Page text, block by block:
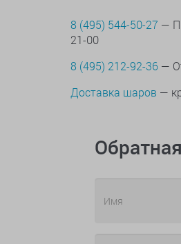
8 (495) 544-50-27 —
21-00
8 (495) 212-92-36 —
Доставка шаров —